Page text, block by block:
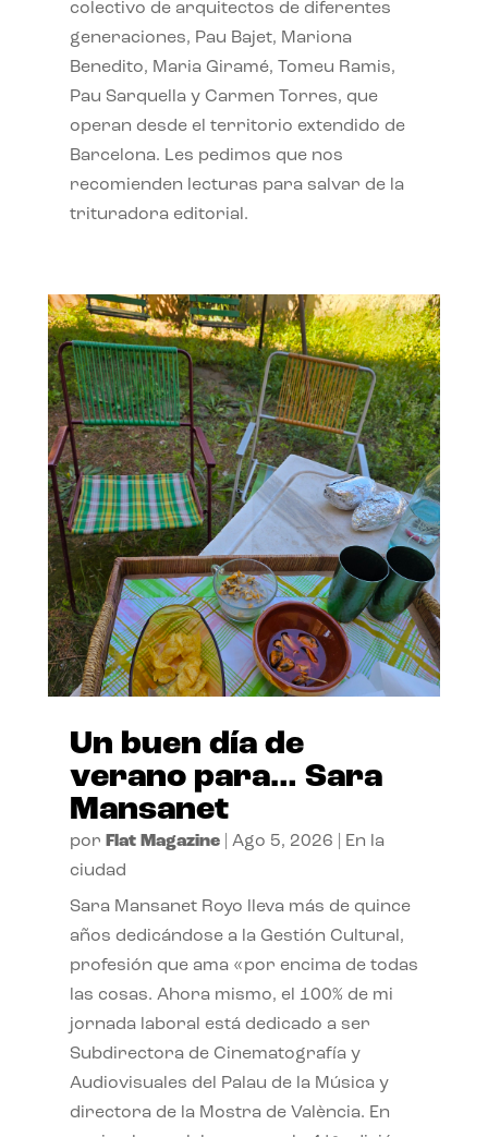
colectivo de arquitectos de diferentes
generaciones, Pau Bajet, Mariona
Benedito, Maria Giramé, Tomeu Ramis,
Pau Sarquella y Carmen Torres, que
operan desde el territorio extendido de
Barcelona. Les pedimos que nos
recomienden lecturas para salvar de la
trituradora editorial.
Un buen día de
verano para… Sara
Mansanet
por Flat Magazine| Ago 5, 2026
En la
ciudad
Sara Mansanet Royo lleva más de quince
años dedicándose a la Gestión Cultural,
profesión que ama «por encima de todas
las cosas. Ahora mismo, el 100% de mi
jornada laboral está dedicado a ser
Subdirectora de Cinematografía y
Audiovisuales del Palau de la Música y
directora de la Mostra de València. En